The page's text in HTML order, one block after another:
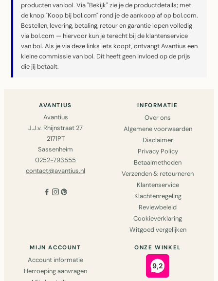
producten van bol. Via "Bekijk" zie je de productdetails; met
de knop "Koop bij bol.com" rond je de aankoop af op bol.com.
Bestellen, levering, betaling, retour en garantie lopen volledig
via bol.com — hiervoor kun je terecht bij de klantenservice
van bol. Als je via deze links iets koopt, ontvangt Avantius een
kleine commissie van bol. Dit heeft geen invloed op de prijs
die jij betaalt.
AVANTIUS
Avantius
J.J.v. Rhijnstraat 27
2171PT
Sassenheim
0252-793555
contact@avantius.nl
INFORMATIE
Over ons
Algemene voorwaarden
Disclaimer
Privacy Policy
Betaalmethoden
Verzenden & retourneren
Klantenservice
Klachtenregeling
Reviewbeleid
Cookieverklaring
Witgoed vergelijken
MIJN ACCOUNT
Account informatie
Herroeping aanvragen
ONZE WINKEL